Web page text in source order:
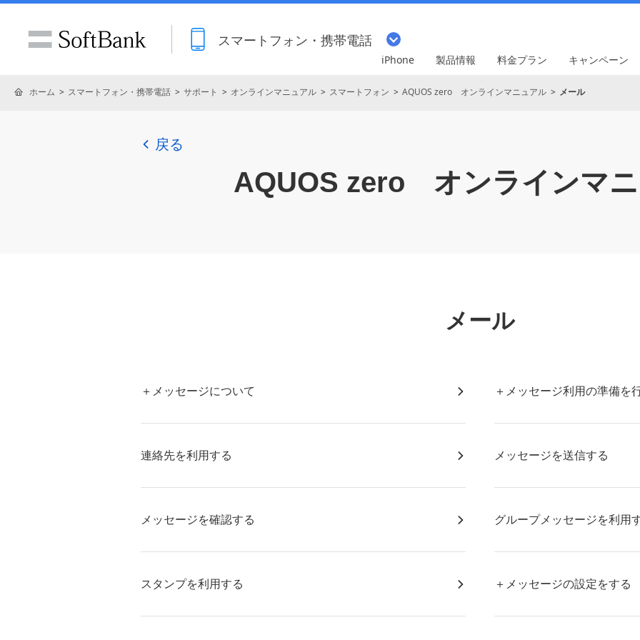
スマートフォン・携帯電話
iPhone 製品情報 料金プラン キャンペーン
ホーム スマートフォン・携帯電話 サポート オンラインマニュアル スマートフォン AQUOS zero オンラインマニュアル メール
戻る
AQUOS zero オンラインマ
メール
＋メッセージについて ＋メッセージ利用の準備を
連絡先を利用する メッセージを送信する
メッセージを確認する グループメッセージを利用
スタンプを利用する ＋メッセージの設定をする